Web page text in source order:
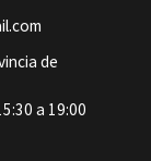
de
a 19:00